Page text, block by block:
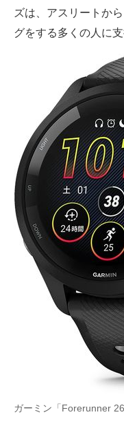
ズは、アスリートか
グをする多くの人に
ガーミン「Forerunner